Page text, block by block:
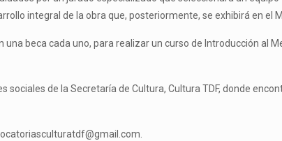
integral de la obra que, posteriormente, se exhibirá en el
beca cada uno, para realizar un curso de Introducción al
sociales de la Secretaría de Cultura, Cultura TDF, donde